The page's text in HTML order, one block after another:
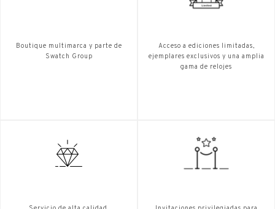
Boutique multimarca y parte de
Swatch Group
Acceso a ediciones limitadas,
ejemplares exclusivos y una amplia
gama de relojes